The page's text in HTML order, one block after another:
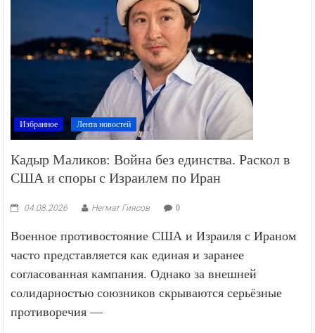
Избранное Лента новостей
Кадыр Маликов: Война без единства. Раскол в
США и споры с Израилем по Иран
04.08.2026 Негмат Гиясов 0
Военное противостояние США и Израиля с Ираном
часто представляется как единая и заранее
согласованная кампания. Однако за внешней
солидарностью союзников скрываются серьёзные
противоречия —